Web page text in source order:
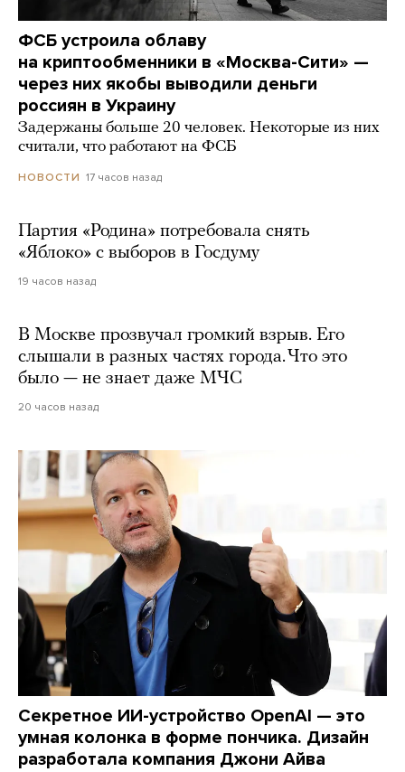
ФСБ устроила облаву
на криптообменники в «Москва-Сити» —
через них якобы выводили деньги
россиян в Украину
Задержаны больше 20 человек. Некоторые из них
считали, что работают на ФСБ
НОВОСТИ 17 часов назад
Партия «Родина» потребовала снять
«Яблоко» с выборов в Госдуму
19 часов назад
В Москве прозвучал громкий взрыв. Его
слышали в разных частях города. Что это
было — не знает даже МЧС
20 часов назад
Секретное ИИ-устройство OpenAI — это
умная колонка в форме пончика. Дизайн
разработала компания Джони Айва